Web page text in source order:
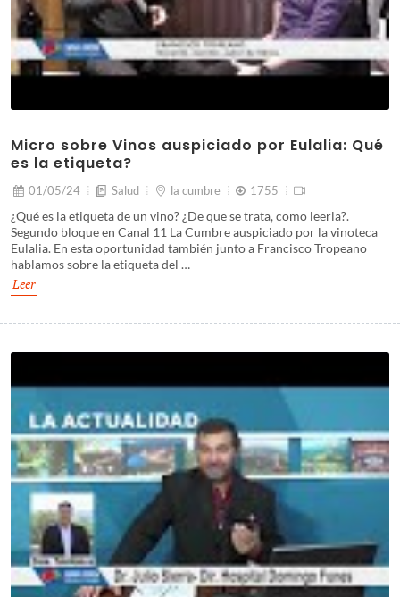
Micro sobre Vinos auspiciado por Eulalia: Qué
es la etiqueta?
01/05/24 Salud la cumbre 1755
¿Qué es la etiqueta de un vino? ¿De que se trata, como leerla?.
Segundo bloque en Canal 11 La Cumbre auspiciado por la vinoteca
Eulalia. En esta oportunidad también junto a Francisco Tropeano
hablamos sobre la etiqueta del …
Leer